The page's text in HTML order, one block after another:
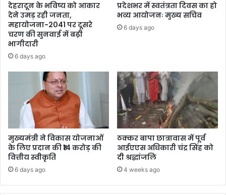
देहरादून के भविष्य को आकार
देने उमड़ रही जनता,
महायोजना-2041 पर दूसरे
चरण की सुनवाई में बढ़ी
भागीदारी
6 days ago
प्रदेशभर में स्वतंत्रता दिवस का हो
भव्य आयोजनः मुख्य सचिव
6 days ago
मुख्यमंत्री ने विकास योजनाओं
के लिए प्रदान की ₹14 करोड़ की
वित्तीय स्वीकृति
6 days ago
ठक्कर बापा छात्रावास में पूर्व
आईएएस अधिकारी चंद्र सिंह को
दी श्रद्धांजलि
4 weeks ago